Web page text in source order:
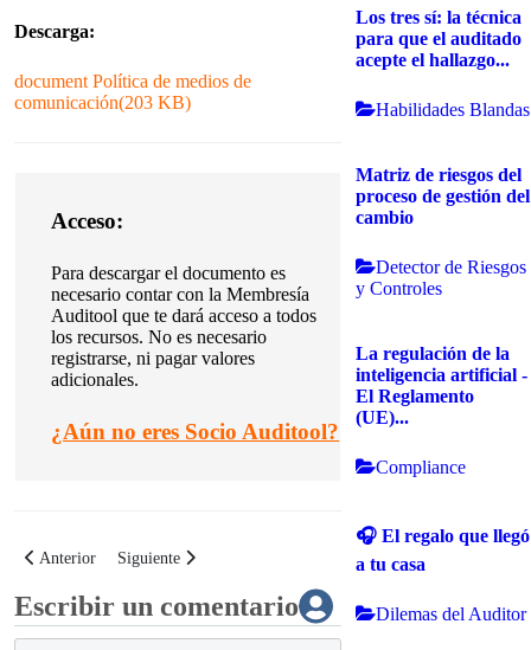
Descarga:
document Política de medios de
comunicación(203 KB)
Acceso:
Para descargar el documento es
necesario contar con la Membresía
Auditool que te dará acceso a todos
los recursos. No es necesario
registrarse, ni pagar valores
adicionales.
¿Aún no eres Socio Auditool?
Artículo anterior: Política de selección y evaluación de agencias
Anterior Artículo siguiente: Política de publicidad en redes sociales y
Siguiente
Escribir un comentario
Los tres sí: la técnica
para que el auditado
acepte el hallazgo...
Habilidades Blandas
Matriz de riesgos del
proceso de gestión del
cambio
Detector de Riesgos
y Controles
La regulación de la
inteligencia artificial -
El Reglamento
(UE)...
Compliance
🎧 El regalo que llegó
a tu casa
Dilemas del Auditor